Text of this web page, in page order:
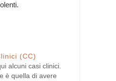
(CC)
alcuni casi clinici.
è quella di avere